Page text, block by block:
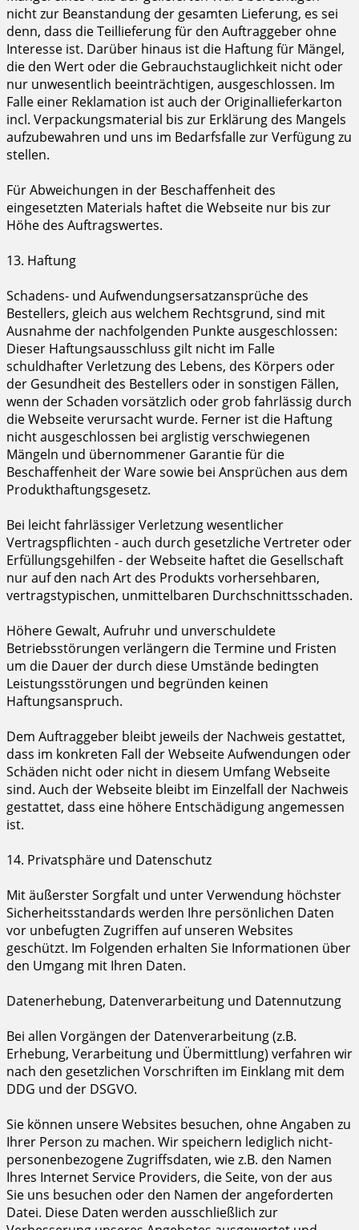
nicht zur Beanstandung der gesamten Lieferung, es sei
denn, dass die Teillieferung für den Auftraggeber ohne
Interesse ist. Darüber hinaus ist die Haftung für Mängel,
die den Wert oder die Gebrauchstauglichkeit nicht oder
nur unwesentlich beeinträchtigen, ausgeschlossen. Im
Falle einer Reklamation ist auch der Originallieferkarton
incl. Verpackungsmaterial bis zur Erklärung des Mangels
aufzubewahren und uns im Bedarfsfalle zur Verfügung zu
stellen.
Für Abweichungen in der Beschaffenheit des
eingesetzten Materials haftet die Webseite nur bis zur
Höhe des Auftragswertes.
13. Haftung
Schadens- und Aufwendungsersatzansprüche des
Bestellers, gleich aus welchem Rechtsgrund, sind mit
Ausnahme der nachfolgenden Punkte ausgeschlossen:
Dieser Haftungsausschluss gilt nicht im Falle
schuldhafter Verletzung des Lebens, des Körpers oder
der Gesundheit des Bestellers oder in sonstigen Fällen,
wenn der Schaden vorsätzlich oder grob fahrlässig durch
die Webseite verursacht wurde. Ferner ist die Haftung
nicht ausgeschlossen bei arglistig verschwiegenen
Mängeln und übernommener Garantie für die
Beschaffenheit der Ware sowie bei Ansprüchen aus dem
Produkthaftungsgesetz.
Bei leicht fahrlässiger Verletzung wesentlicher
Vertragspflichten - auch durch gesetzliche Vertreter oder
Erfüllungsgehilfen - der Webseite haftet die Gesellschaft
nur auf den nach Art des Produkts vorhersehbaren,
vertragstypischen, unmittelbaren Durchschnittsschaden.
Höhere Gewalt, Aufruhr und unverschuldete
Betriebsstörungen verlängern die Termine und Fristen
um die Dauer der durch diese Umstände bedingten
Leistungsstörungen und begründen keinen
Haftungsanspruch.
Dem Auftraggeber bleibt jeweils der Nachweis gestattet,
dass im konkreten Fall der Webseite Aufwendungen oder
Schäden nicht oder nicht in diesem Umfang Webseite
sind. Auch der Webseite bleibt im Einzelfall der Nachweis
gestattet, dass eine höhere Entschädigung angemessen
ist.
14. Privatsphäre und Datenschutz
Mit äußerster Sorgfalt und unter Verwendung höchster
Sicherheitsstandards werden Ihre persönlichen Daten
vor unbefugten Zugriffen auf unseren Websites
geschützt. Im Folgenden erhalten Sie Informationen über
den Umgang mit Ihren Daten.
Datenerhebung, Datenverarbeitung und Datennutzung
Bei allen Vorgängen der Datenverarbeitung (z.B.
Erhebung, Verarbeitung und Übermittlung) verfahren wir
nach den gesetzlichen Vorschriften im Einklang mit dem
DDG und der DSGVO.
Sie können unsere Websites besuchen, ohne Angaben zu
Ihrer Person zu machen. Wir speichern lediglich nicht-
personenbezogene Zugriffsdaten, wie z.B. den Namen
Ihres Internet Service Providers, die Seite, von der aus
Sie uns besuchen oder den Namen der angeforderten
Datei. Diese Daten werden ausschließlich zur